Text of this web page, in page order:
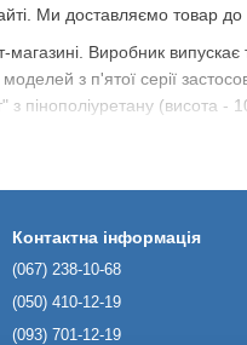
Ми доставляємо товар до
Виробник випускає
з п'ятої серії
пінополіуретану (висота -
повітря і захищає
Витримує значні
волокон за
Контактна інформація
(067) 238-10-68
(050) 410-12-19
(093) 701-12-19